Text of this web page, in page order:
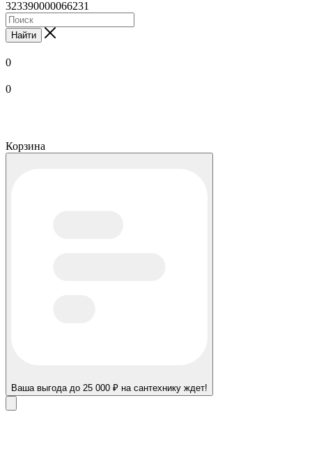
323390000066231
Найти
0
0
Корзина
Ваша выгода до 25 000 ₽ на сантехнику ждет!